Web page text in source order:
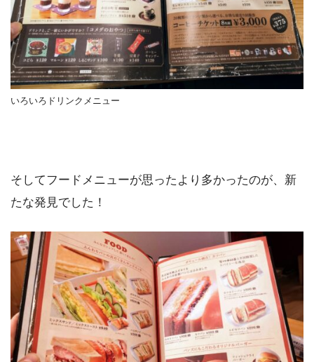
いろいろドリンクメニュー
そしてフードメニューが思ったより多かったのが、新
たな発見でした！